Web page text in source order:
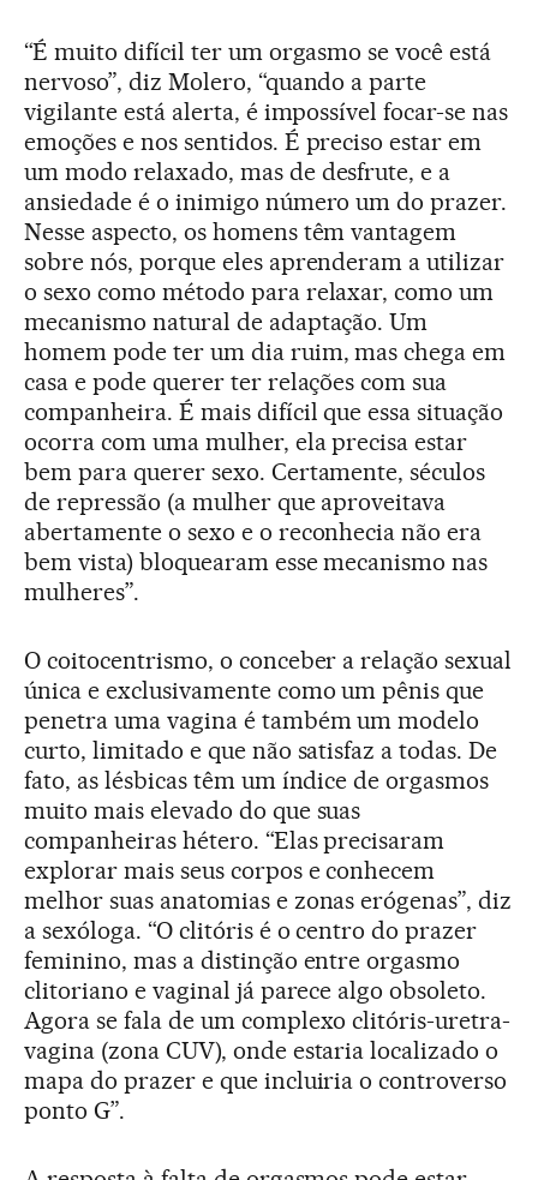
“É muito difícil ter um orgasmo se você está
nervoso”, diz Molero, “quando a parte
vigilante está alerta, é impossível focar-se nas
emoções e nos sentidos. É preciso estar em
um modo relaxado, mas de desfrute, e a
ansiedade é o inimigo número um do prazer.
Nesse aspecto, os homens têm vantagem
sobre nós, porque eles aprenderam a utilizar
o sexo como método para relaxar, como um
mecanismo natural de adaptação. Um
homem pode ter um dia ruim, mas chega em
casa e pode querer ter relações com sua
companheira. É mais difícil que essa situação
ocorra com uma mulher, ela precisa estar
bem para querer sexo. Certamente, séculos
de repressão (a mulher que aproveitava
abertamente o sexo e o reconhecia não era
bem vista) bloquearam esse mecanismo nas
mulheres”.
O coitocentrismo, o conceber a relação sexual
única e exclusivamente como um pênis que
penetra uma vagina é também um modelo
curto, limitado e que não satisfaz a todas. De
fato, as lésbicas têm um índice de orgasmos
muito mais elevado do que suas
companheiras hétero. “Elas precisaram
explorar mais seus corpos e conhecem
melhor suas anatomias e zonas erógenas”, diz
a sexóloga. “O clitóris é o centro do prazer
feminino, mas a distinção entre orgasmo
clitoriano e vaginal já parece algo obsoleto.
Agora se fala de um complexo clitóris-uretra-
vagina (zona CUV), onde estaria localizado o
mapa do prazer e que incluiria o controverso
ponto G”.